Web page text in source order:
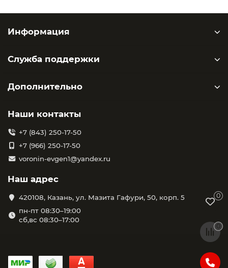
Информация
Служба поддержки
Дополнительно
Наши контакты
+7 (843) 250-17-50
+7 (966) 250-17-50
voronin-evgen1@yandex.ru
Наш адрес
420108, Казань, ул. Мазита Гафури, 50, корп. 5
пн-пт 08:30–19:00
сб,вс 08:30–17:00
0
0